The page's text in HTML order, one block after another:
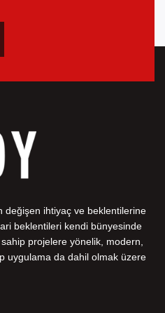
değişen ihtiyaç ve beklentilerine
beklentileri kendi bünyesinde
projelere yönelik, modern,
uygulama da dahil olmak üzere